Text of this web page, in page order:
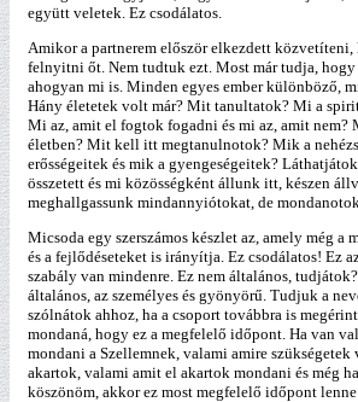
együtt veletek. Ez csodálatos.
Amikor a partnerem először elkezdett
felnyitni őt. Nem tudtuk ezt. Most már tudja,
ahogyan mi is. Minden egyes ember különböző,
Hány életetek volt már? Mit tanultatok? Mi a
Mi az, amit el fogtok fogadni és mi az, amit nem?
életben? Mit kell itt megtanulnotok? Mik a
erősségeitek és mik a gyengeségeitek?
összetett és mi közösségként állunk itt, készen
meghallgassunk mindannyiótokat, de
Micsoda egy szerszámos készlet az, amely még a
és a fejlődéseteket is irányítja. Ez csodálatos! Ez
szabály van mindenre. Ez nem általános,
általános, az személyes és gyönyörű. Tudjuk a
szólnátok ahhoz, ha a csoport továbbra is
mondaná, hogy ez a megfelelő időpont. Ha van
mondani a Szellemnek, valami amire
akartok, valami amit el akartok mondani és még
köszönöm, akkor ez most megfelelő időpont lenne